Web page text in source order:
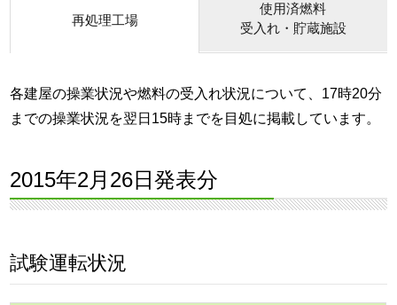
再処理工場
使用済燃料
受入れ・貯蔵施設
各建屋の操業状況や燃料の受入れ状況について、17時20分
までの操業状況を翌日15時までを目処に掲載しています。
2015年2月26日発表分
試験運転状況